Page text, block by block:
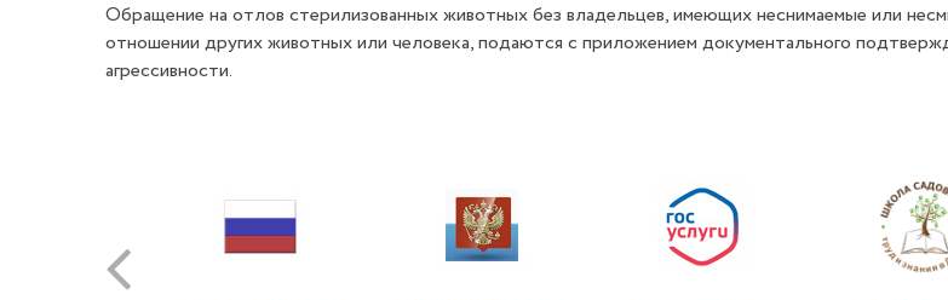
Обращение на отлов стерилизованных животных без владельцев, имеющих неснимаемые или
отношении других животных или человека, подаются с приложением документального
агрессивности.